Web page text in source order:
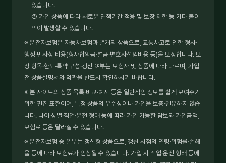
있습니다.
② 가입 상품에 따라 새로운 면책기간 적용 및 보장 제한 등 기타 불이
익이 발생할 수 있습니다.
※ 운전자보험은 자동차보험과 별개의 상품으로, 교통사고로 인한 형사·
행정·민사상 비용(형사합의금·벌금·변호사선임비용 등)을 보장합니다. 보
장 항목·한도·특약 구성·갱신 여부는 보험사 및 상품에 따라 다르며, 가입
전 상품설명서와 약관을 반드시 확인하시기 바랍니다.
※ 본 사이트의 상품 목록·비교·예시 등은 일반적인 정보를 쉽게 보여주기
위한 편집 표현이며, 특정 상품의 우수성이나 가입을 보증·권유하지 않습
니다. 나이·성별·직업·운전 형태 등에 따라 가입 가능한 담보와 가입금액,
보험료 등은 달라질 수 있습니다.
※ 운전자보험 중 일부는 갱신형 상품으로, 갱신 시점의 연령·위험률·손해
율 등에 따라 보험료가 인상될 수 있습니다. 가입 시 직업·운전 형태 등에